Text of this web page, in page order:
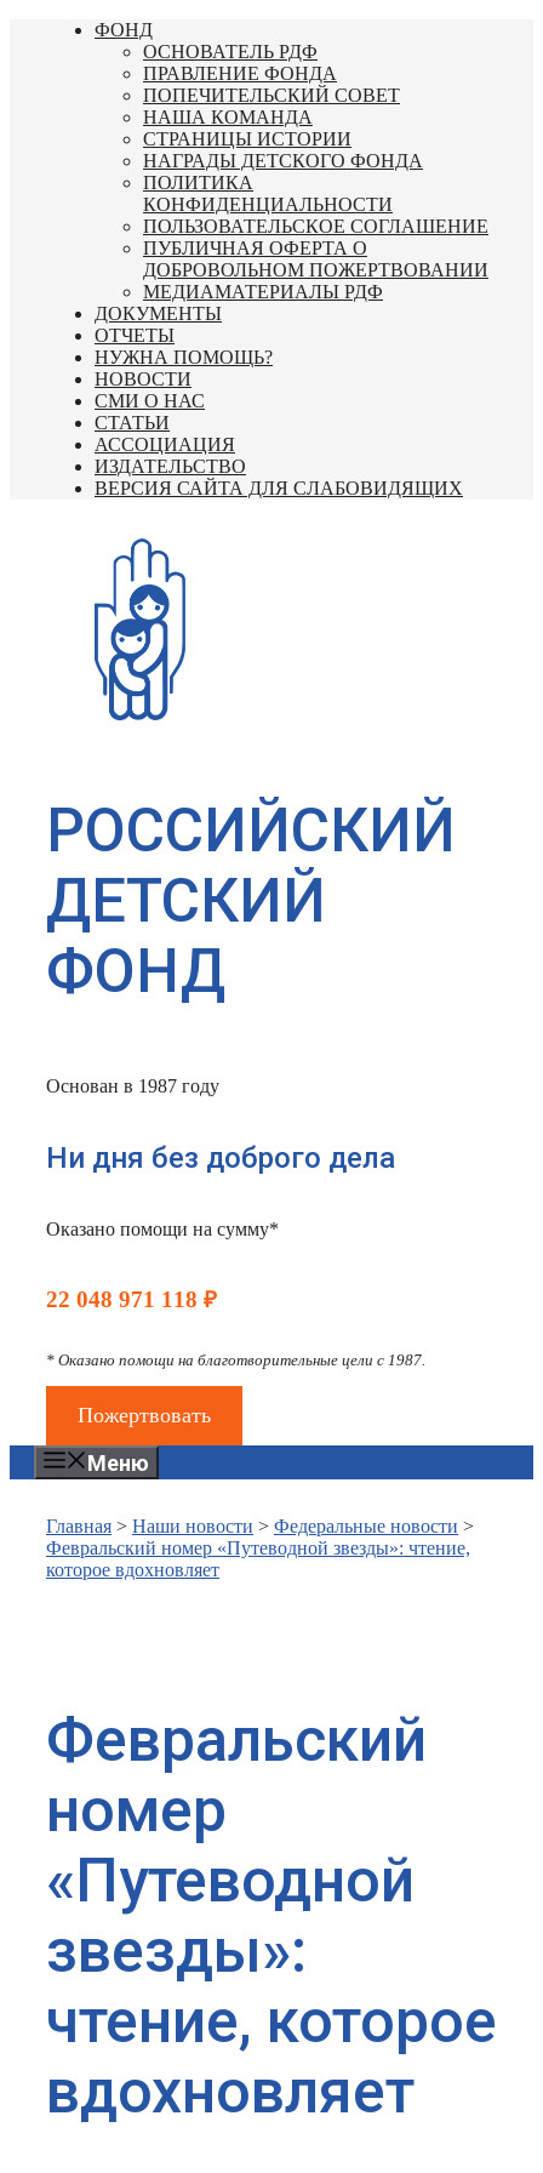
Перейти
ФОНД
ОСНОВАТЕЛЬ РДФ
ПРАВЛЕНИЕ ФОНДА
ПОПЕЧИТЕЛЬСКИЙ СОВЕТ
НАША КОМАНДА
СТРАНИЦЫ ИСТОРИИ
НАГРАДЫ ДЕТСКОГО ФОНДА
ПОЛИТИКА
КОНФИДЕНЦИАЛЬНОСТИ
ПОЛЬЗОВАТЕЛЬСКОЕ СОГЛАШЕНИЕ
ПУБЛИЧНАЯ ОФЕРТА О
ДОБРОВОЛЬНОМ ПОЖЕРТВОВАНИИ
МЕДИАМАТЕРИАЛЫ РДФ
ДОКУМЕНТЫ
ОТЧЕТЫ
НУЖНА ПОМОЩЬ?
НОВОСТИ
СМИ О НАС
СТАТЬИ
АССОЦИАЦИЯ
ИЗДАТЕЛЬСТВО
ВЕРСИЯ САЙТА ДЛЯ СЛАБОВИДЯЩИХ
РОССИЙСКИЙ
ДЕТСКИЙ
ФОНД
Основан в 1987 году
Ни дня без доброго дела
Оказано помощи на сумму*
22 048 971 118 ₽
* Оказано помощи на благотворительные цели с 1987.
Пожертвовать
Меню
Главная > Наши новости > Федеральные новости >
Февральский номер «Путеводной звезды»: чтение,
которое вдохновляет
Февральский
номер
«Путеводной
звезды»:
чтение, которое
вдохновляет